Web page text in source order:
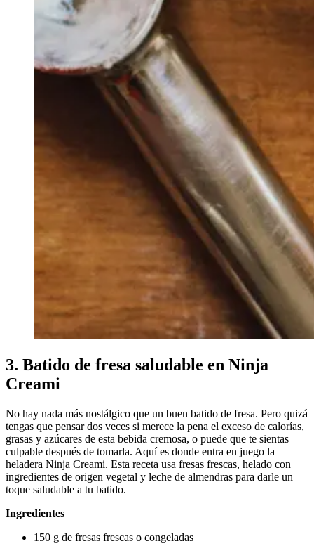
3. Batido de fresa saludable en Ninja
Creami
No hay nada más nostálgico que un buen batido de fresa. Pero quizá
tengas que pensar dos veces si merece la pena el exceso de calorías,
grasas y azúcares de esta bebida cremosa, o puede que te sientas
culpable después de tomarla. Aquí es donde entra en juego la
heladera Ninja Creami. Esta receta usa fresas frescas, helado con
ingredientes de origen vegetal y leche de almendras para darle un
toque saludable a tu batido.
Ingredientes
150 g de fresas frescas o congeladas